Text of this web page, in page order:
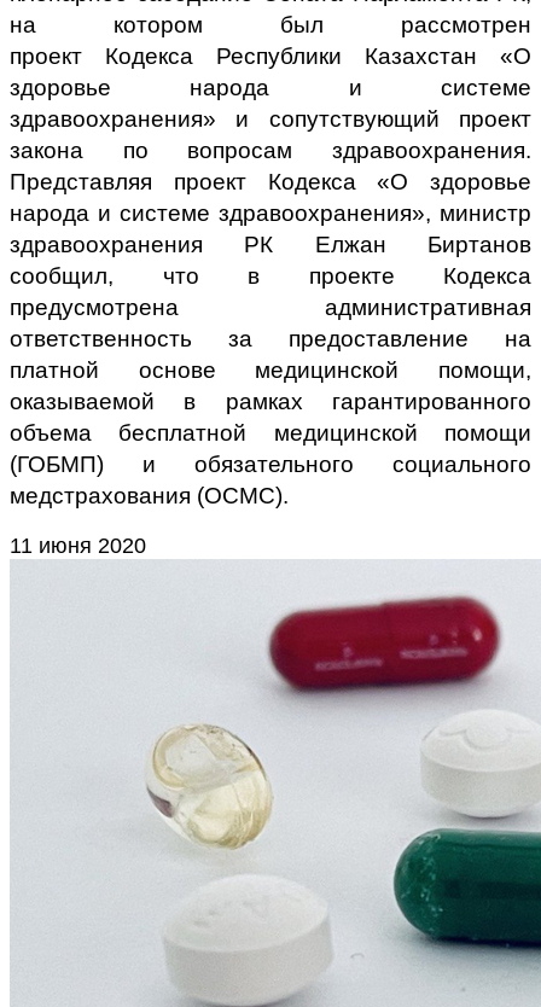
на котором был рассмотрен
проект Кодекса Республики Казахстан «О
здоровье народа и системе
здравоохранения» и сопутствующий проект
закона по вопросамздравоохранения.
Представляя проект Кодекса «О здоровье
народа и системе здравоохранения», министр
здравоохранения РК Елжан Биртанов
сообщил, что в проекте Кодекса
предусмотрена административная
ответственность за предоставление на
платной основе медицинской помощи,
оказываемой в рамках гарантированного
объема бесплатной медицинской помощи
(ГОБМП) и обязательного социального
медстрахования (ОСМС).
11 июня 2020